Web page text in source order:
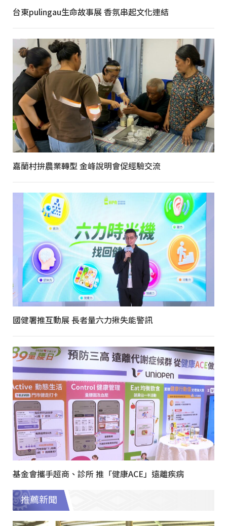
台東pulingau生命故事展 香氛串起文化連結
嘉蘭村拚農業轉型 金峰說明會促經驗交流
國健署推互動展 長者量六力揪失能警訊
基金會攜手超商、診所 推「健康ACE」遠離疾病
推薦新聞